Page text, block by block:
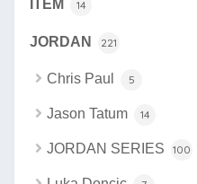
ITEM 14
JORDAN 221
Chris Paul 5
Jason Tatum 14
JORDAN SERIES 100